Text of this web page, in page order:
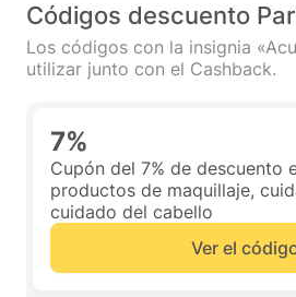
Códigos descuento
Los códigos con la insignia
utilizar junto con el Cashback.
7%
Cupón del 7% de descuento
productos de maquillaje,
cuidado del cabello
Ver el